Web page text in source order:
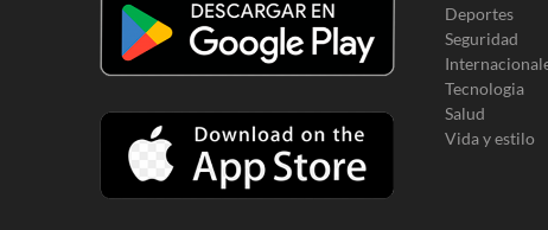
Deportes
Seguridad
Tecnologia
Salud
Vida y estilo